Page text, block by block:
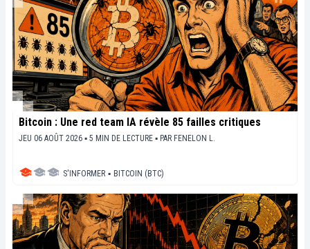
Bitcoin : Une red team IA révèle 85 failles critiques
JEU 06 AOÛT 2026 ▪ 5 MIN DE LECTURE ▪ PAR FENELON L.
S'INFORMER ▪ BITCOIN (BTC)